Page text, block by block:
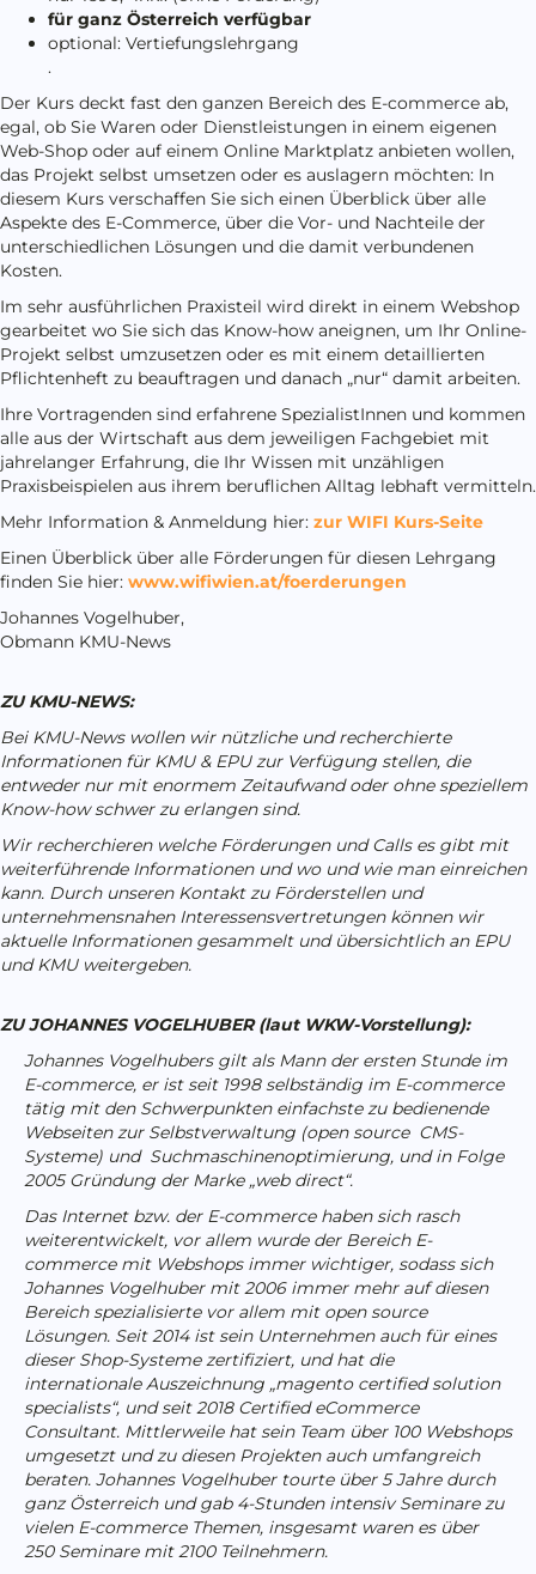
für ganz Österreich verfügbar
optional: Vertiefungslehrgang
.
Der Kurs deckt fast den ganzen Bereich des E-commerce ab,
egal, ob Sie Waren oder Dienstleistungen in einem eigenen
Web-Shop oder auf einem Online Marktplatz anbieten wollen,
das Projekt selbst umsetzen oder es auslagern möchten: In
diesem Kurs verschaffen Sie sich einen Überblick über alle
Aspekte des E-Commerce, über die Vor- und Nachteile der
unterschiedlichen Lösungen und die damit verbundenen
Kosten.
Im sehr ausführlichen Praxisteil wird direkt in einem Webshop
gearbeitet wo Sie sich das Know-how aneignen, um Ihr Online-
Projekt selbst umzusetzen oder es mit einem detaillierten
Pflichtenheft zu beauftragen und danach „nur“ damit arbeiten.
Ihre Vortragenden sind erfahrene SpezialistInnen und kommen
alle aus der Wirtschaft aus dem jeweiligen Fachgebiet mit
jahrelanger Erfahrung, die Ihr Wissen mit unzähligen
Praxisbeispielen aus ihrem beruflichen Alltag lebhaft vermitteln.
Mehr Information & Anmeldung hier: zur WIFI Kurs-Seite
Einen Überblick über alle Förderungen für diesen Lehrgang
finden Sie hier: www.wifiwien.at/foerderungen
Johannes Vogelhuber,
Obmann KMU-News
ZU KMU-NEWS:
Bei KMU-News wollen wir nützliche und recherchierte
Informationen für KMU & EPU zur Verfügung stellen, die
entweder nur mit enormem Zeitaufwand oder ohne speziellem
Know-how schwer zu erlangen sind.
Wir recherchieren welche Förderungen und Calls es gibt mit
weiterführende Informationen und wo und wie man einreichen
kann. Durch unseren Kontakt zu Förderstellen und
unternehmensnahen Interessensvertretungen können wir
aktuelle Informationen gesammelt und übersichtlich an EPU
und KMU weitergeben.
ZU JOHANNES VOGELHUBER (laut WKW-Vorstellung):
Johannes Vogelhubers gilt als Mann der ersten Stunde im
E-commerce, er ist seit 1998 selbständig im E-commerce
tätig mit den Schwerpunkten einfachste zu bedienende
Webseiten zur Selbstverwaltung (open source CMS-
Systeme) und Suchmaschinenoptimierung, und in Folge
2005 Gründung der Marke „web direct“.
Das Internet bzw. der E-commerce haben sich rasch
weiterentwickelt, vor allem wurde der Bereich E-
commerce mit Webshops immer wichtiger, sodass sich
Johannes Vogelhuber mit 2006 immer mehr auf diesen
Bereich spezialisierte vor allem mit open source
Lösungen. Seit 2014 ist sein Unternehmen auch für eines
dieser Shop-Systeme zertifiziert, und hat die
internationale Auszeichnung „magento certified solution
specialists“, und seit 2018 Certified eCommerce
Consultant. Mittlerweile hat sein Team über 100 Webshops
umgesetzt und zu diesen Projekten auch umfangreich
beraten. Johannes Vogelhuber tourte über 5 Jahre durch
ganz Österreich und gab 4-Stunden intensiv Seminare zu
vielen E-commerce Themen, insgesamt waren es über
250 Seminare mit 2100 Teilnehmern.